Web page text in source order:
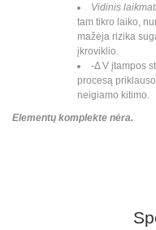
Vidinis
tam tikro laiko,
mažėja rizika
įkroviklio.
-Δ V įtampos
procesą
neigiamo kitimo.
Elementų komplekte nėra.